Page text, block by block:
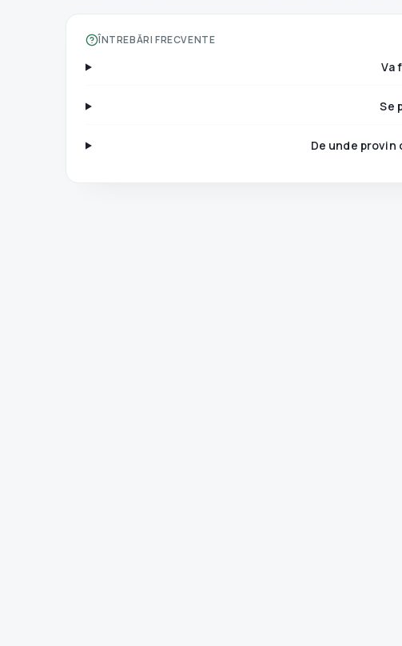
ÎNTREBĂRI FRECVENTE
Va
Se
De unde